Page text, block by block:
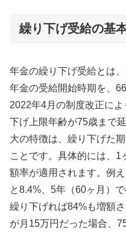
繰り下げ受給の基
年金の繰り下げ受給とは
年金の受給開始時期を、
2022年4月の制度改正に
下げ上限年齢が75歳まで
大の特徴は、繰り下げた
ことです。具体的には、1
額率が適用されます。例
と8.4%、5年（60ヶ月）
繰り下げれば84%も増額
が月15万円だった場合、